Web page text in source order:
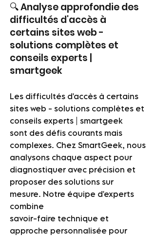
🔍 Analyse approfondie des
difficultés d'accès à
certains sites web -
solutions complètes et
conseils experts |
smartgeek
Les difficultés d'accès à certains
sites web - solutions complètes et
conseils experts | smartgeek
sont des défis courants mais
complexes. Chez SmartGeek, nous
analysons chaque aspect pour
diagnostiquer avec précision et
proposer des solutions sur
mesure. Notre équipe d'experts
combine
savoir-faire technique et
approche personnalisée pour